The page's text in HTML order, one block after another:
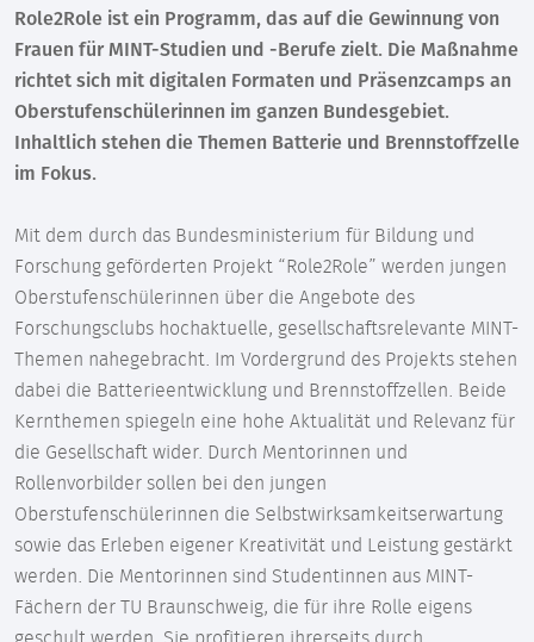
Role2Role ist ein Programm, das auf die Gewinnung von
Frauen für MINT-Studien und -Berufe zielt. Die Maßnahme
richtet sich mit digitalen Formaten und Präsenzcamps an
Oberstufenschülerinnen im ganzen Bundesgebiet.
Inhaltlich stehen die Themen Batterie und Brennstoffzelle
im Fokus.
Mit dem durch das Bundesministerium für Bildung und
Forschung geförderten Projekt “Role2Role” werden jungen
Oberstufenschülerinnen über die Angebote des
Forschungsclubs hochaktuelle, gesellschaftsrelevante MINT-
Themen nahegebracht. Im Vordergrund des Projekts stehen
dabei die Batterieentwicklung und Brennstoffzellen. Beide
Kernthemen spiegeln eine hohe Aktualität und Relevanz für
die Gesellschaft wider. Durch Mentorinnen und
Rollenvorbilder sollen bei den jungen
Oberstufenschülerinnen die Selbstwirksamkeitserwartung
sowie das Erleben eigener Kreativität und Leistung gestärkt
werden. Die Mentorinnen sind Studentinnen aus MINT-
Fächern der TU Braunschweig, die für ihre Rolle eigens